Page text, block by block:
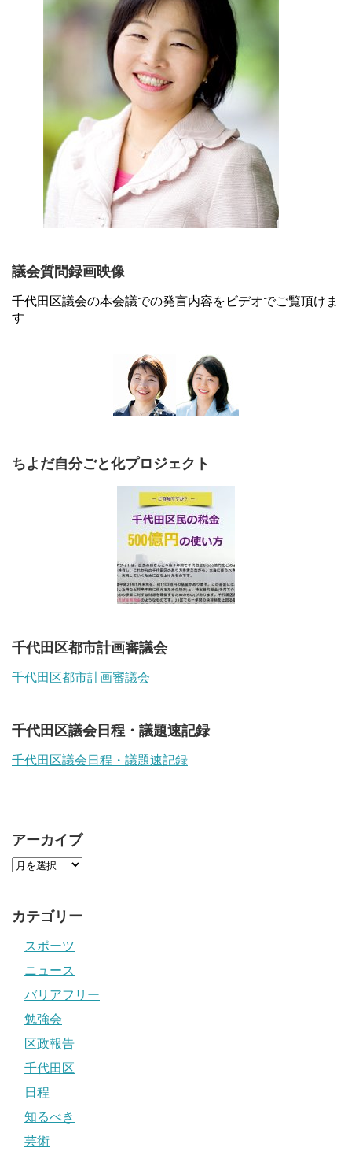
議会質問録画映像
千代田区議会の本会議での発言内容をビデオでご覧頂けま
す
ちよだ自分ごと化プロジェクト
千代田区都市計画審議会
千代田区都市計画審議会
千代田区議会日程・議題速記録
千代田区議会日程・議題速記録
アーカイブ
カテゴリー
スポーツ
ニュース
バリアフリー
勉強会
区政報告
千代田区
日程
知るべき
芸術